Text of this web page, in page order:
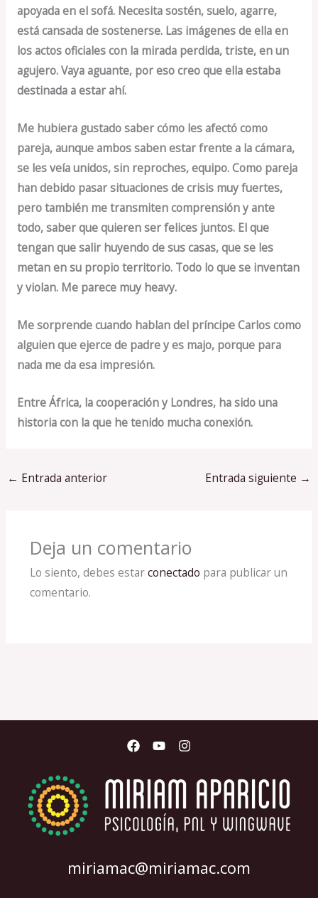
apoyada en el sofá. Necesita sostén, suelo, agarre,
está cansada de sostenerse. Las imágenes de ella en
los actos oficiales con la mirada perdida, triste, en un
agujero. Vaya aguante, por eso creo que ella estaba
destinada a estar ahí.
Me hubiera gustado saber cómo les afectó como
pareja, aunque ambos saben estar frente a la cámara,
se les veía unidos, sin reproches, equipo. Como pareja
han debido pasar situaciones de crisis muy fuertes,
pero también me transmiten comprensión y ante
todo, saber que quieren ser felices juntos. El que
tengan que salir huyendo de sus casas, que se les
metan en su propio territorio. Todo lo que se inventan
y violan. Me parece muy heavy.
Me sorprende cuando hablan del príncipe Carlos como
alguien que ejerce de padre y es majo, porque para
nada me da esa impresión.
Entre África, la cooperación y Londres, ha sido una
historia con la que he tenido mucha conexión.
← Entrada anterior Entrada siguiente →
Deja un comentario
Lo siento, debes estarconectado para publicar un
comentario.
miriamac@miriamac.com